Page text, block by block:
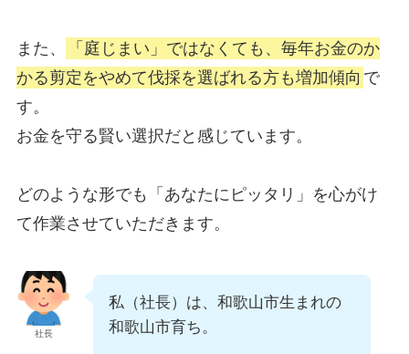
また、
「庭じまい」ではなくても、毎年お金のか
かる剪定をやめて伐採を選ばれる方も増加傾向 で
す。
お金を守る賢い選択だと感じています。
どのような形でも「あなたにピッタリ」を心がけ
て作業させていただきます。
社長
私（社長）は、和歌山市生まれの
和歌山市育ち。